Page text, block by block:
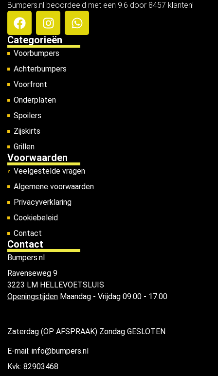
Bumpers.nl beoordeeld met een 9.6 door 8457 klanten!
Categorieën
Voorbumpers
Achterbumpers
Voorfront
Onderplaten
Spoilers
Zijskirts
Grillen
Voorwaarden
Veelgestelde vragen
Algemene voorwaarden
Privacyverklaring
Cookiebeleid
Contact
Contact
Bumpers.nl
Ravenseweg 9
3223 LM HELLEVOETSLUIS
Openingstijden Maandag - Vrijdag 09:00 - 17:00
Zaterdag (OP AFSPRAAK) Zondag GESLOTEN
E-mail: info@bumpers.nl
Kvk: 82903468